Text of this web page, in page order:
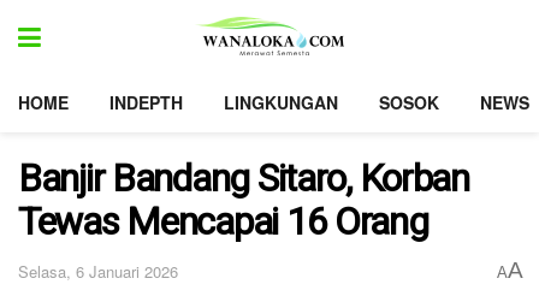
HOME INDEPTH LINGKUNGAN SOSOK NEWS
Banjir Bandang Sitaro, Korban
Tewas Mencapai 16 Orang
Selasa, 6 Januari 2026 AA